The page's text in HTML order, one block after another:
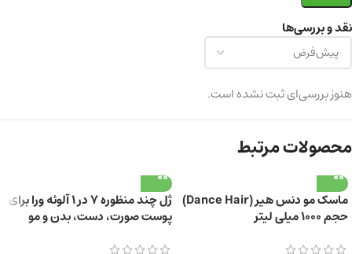
نقد و بررسی‌ها
هنوز بررسی‌ای ثبت نشده است.
محصولات مرتبط
ماسک مو دنس هیر (Dance Hair)
حجم ۱۰۰۰ میلی لیتر
ژل چند منظوره 7 در 1 آلوئه ورا برای
پوست صورت، دست، بدن و مو